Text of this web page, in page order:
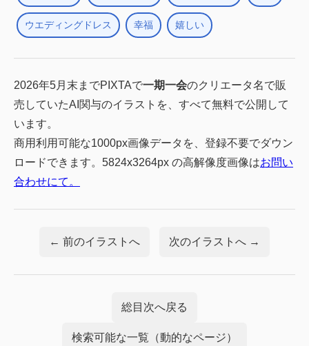
ウエディングドレス 幸福 嬉しい
2026年5月末までPIXTAで一期一会のクリエータ名で販
売していたAI関与のイラストを、すべて無料で公開して
います。
商用利用可能な1000px画像データを、登録不要でダウン
ロードできます。5824x3264px の高解像度画像はお問い
合わせにて。
← 前のイラストへ 次のイラストへ →
総目次へ戻る
検索可能な一覧（動的なページ）